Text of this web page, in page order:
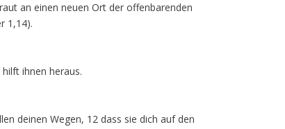
an einen neuen Ort der offenbarenden
1,14).
ihnen heraus.
deinen Wegen, 12 dass sie dich auf den